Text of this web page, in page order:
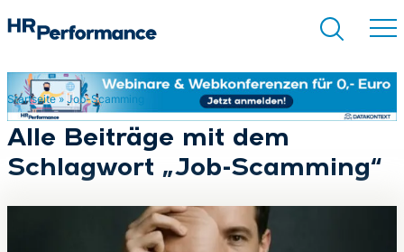
Suchen
Startseite» Job-Scamming
Alle Beiträge mit dem
Schlagwort „Job-Scamming“